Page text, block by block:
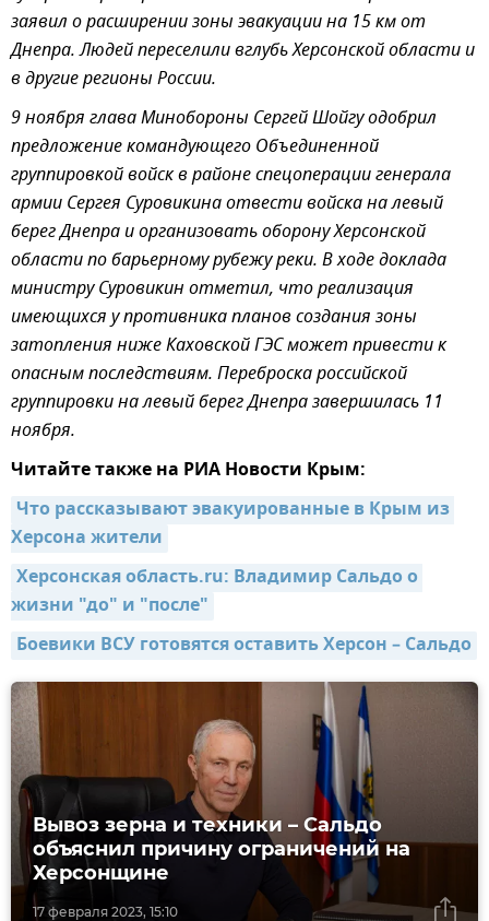
заявил о расширении зоны эвакуации на 15 км от
Днепра. Людей переселили вглубь Херсонской области и
в другие регионы России.
9 ноября глава Минобороны Сергей Шойгу одобрил
предложение командующего Объединенной
группировкой войск в районе спецоперации генерала
армии Сергея Суровикина отвести войска на левый
берег Днепра и организовать оборону Херсонской
области по барьерному рубежу реки. В ходе доклада
министру Суровикин отметил, что реализация
имеющихся у противника планов создания зоны
затопления ниже Каховской ГЭС может привести к
опасным последствиям. Переброска российской
группировки на левый берег Днепра завершилась 11
ноября.
Читайте также на РИА Новости Крым:
Что рассказывают эвакуированные в Крым из
Херсона жители
Херсонская область.ru: Владимир Сальдо о
жизни "до" и "после"
Боевики ВСУ готовятся оставить Херсон – Сальдо
17 февраля 2023, 15:10
Вывоз зерна и техники – Сальдо
объяснил причину ограничений на
Херсонщине